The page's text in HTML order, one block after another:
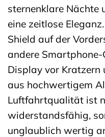
sternenklare Nächte
eine zeitlose
Shield auf der
andere
Display vor Kratzern
aus hochwertigem
Luftfahrtqualität ist
widerstandsfähig,
unglaublich wertig